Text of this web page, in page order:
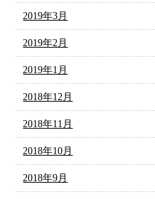
2019年3月
2019年2月
2019年1月
2018年12月
2018年11月
2018年10月
2018年9月